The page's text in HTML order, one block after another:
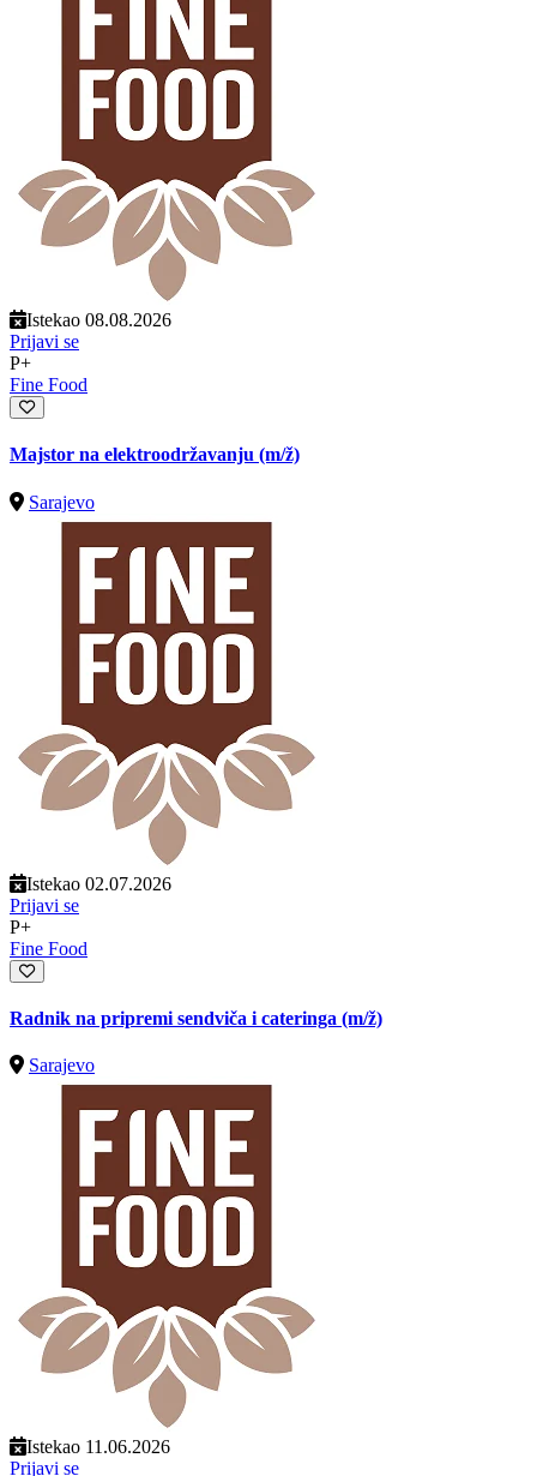
Istekao 08.08.2026
Prijavi se
P+
Fine Food
Majstor na elektroodržavanju (m/ž)
Sarajevo
Istekao 02.07.2026
Prijavi se
P+
Fine Food
Radnik na pripremi sendviča i cateringa (m/ž)
Sarajevo
Istekao 11.06.2026
Prijavi se